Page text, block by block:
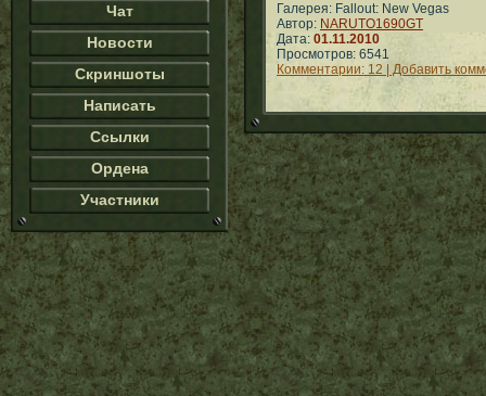
Чат
Новости
Скриншоты
Написать
Ссылки
Ордена
Участники
Галерея: Fallout: New Vegas
Автор: NARUTO1690GT
Дата: 01.11.2010
Просмотров: 6541
Комментарии: 12 | Добавить